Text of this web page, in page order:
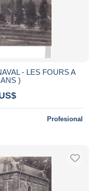
- LES FOURS A
)
Profesional